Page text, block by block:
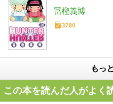
冨樫義博
3780
もっ
この本を読んだ人がよく